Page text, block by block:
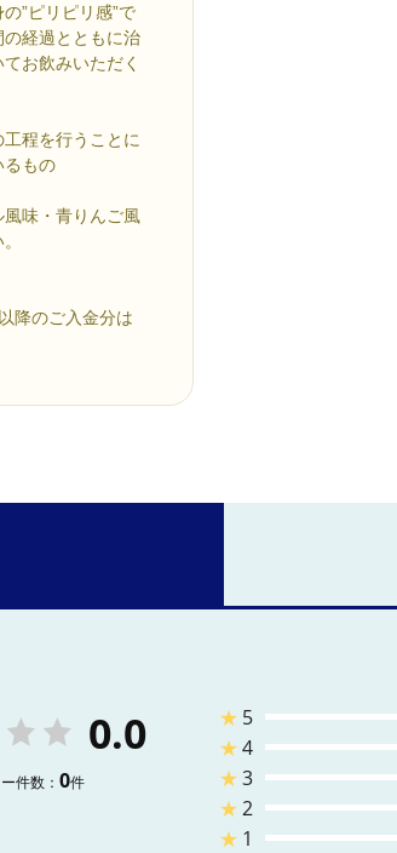
”ピリピリ感”で
経過とともに治
お飲みいただく
程を行うことに
るもの
味・青りんご風
降のご入金分は
0.0
件数： 0件
★ 5
★4
★3
★2
★ 1